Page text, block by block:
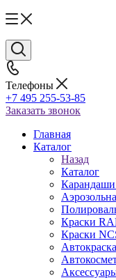
Телефоны
+7 495 255-53-85
Заказать звонок
Главная
Каталог
Назад
Каталог
Карандаши
Краски
Краски